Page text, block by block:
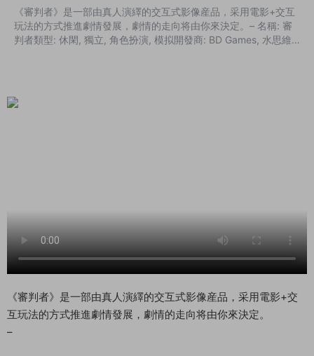
《審判者》是一部由真人演繹的交互式影像産品，采用電影+交互
玩法的方式推進劇情發展，劇情的走向将由你來決定。– 名稱: 審
判者類型: 休閑, 獨立, 角色扮演, 模拟開發商: BD Games, 水思維
空間 Build.662...
《審判者》是一部由真人演繹的交互式影像産品，采用電影+交
互玩法的方式推進劇情發展，劇情的走向将由你來決定。
–